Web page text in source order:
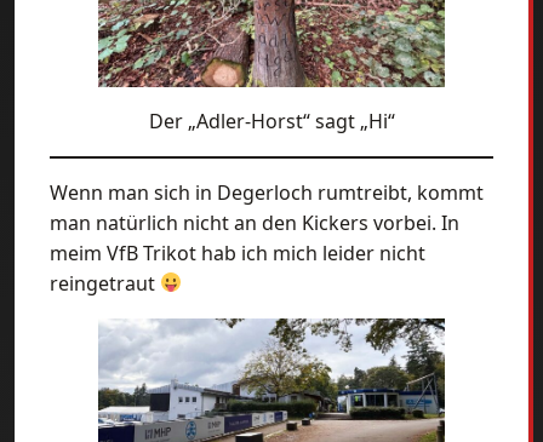
Der „Adler-Horst“ sagt „Hi“
Wenn man sich in Degerloch rumtreibt, kommt
man natürlich nicht an den Kickers vorbei. In
meim VfB Trikot hab ich mich leider nicht
reingetraut